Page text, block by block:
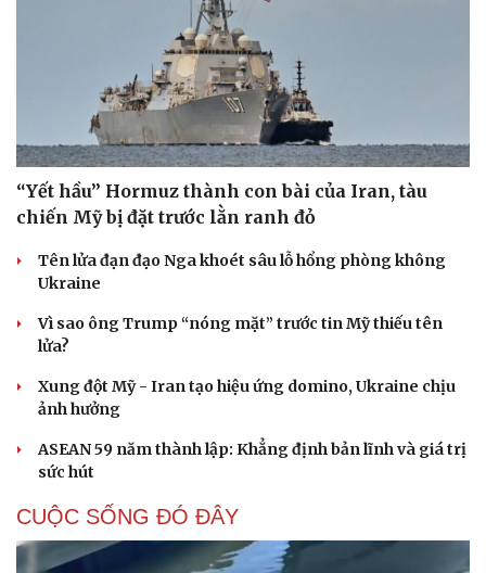
“Yết hầu” Hormuz thành con bài của Iran, tàu
chiến Mỹ bị đặt trước lằn ranh đỏ
Tên lửa đạn đạo Nga khoét sâu lỗ hổng phòng không
Ukraine
Vì sao ông Trump “nóng mặt” trước tin Mỹ thiếu tên
lửa?
Xung đột Mỹ - Iran tạo hiệu ứng domino, Ukraine chịu
ảnh hưởng
ASEAN 59 năm thành lập: Khẳng định bản lĩnh và giá trị
sức hút
CUỘC SỐNG ĐÓ ĐÂY